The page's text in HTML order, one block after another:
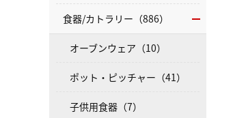
食器/カトラリー（886）
オーブンウェア（10）
ポット・ピッチャー（41）
子供用食器（7）